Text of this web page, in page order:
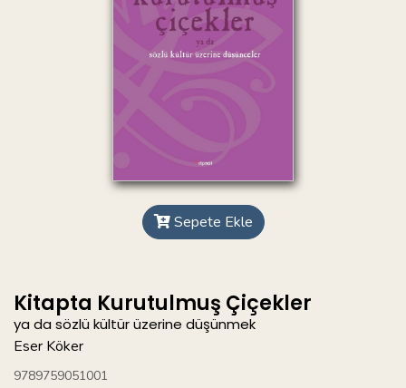
Sepete Ekle
Kitapta Kurutulmuş Çiçekler
ya da sözlü kültür üzerine düşünmek
Eser Köker
9789759051001